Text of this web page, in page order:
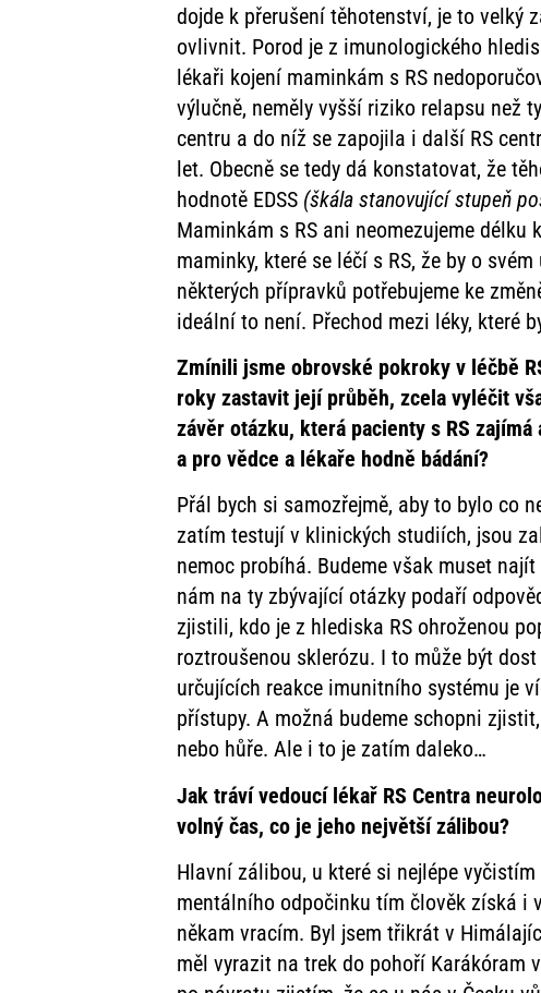
dojde k přerušení těhotenství, je to velký
ovlivnit. Porod je z imunologického
lékaři kojení maminkám s RS
výlučně, neměly vyšší riziko relapsu než
centru a do níž se zapojila i další RS
let. Obecně se tedy dá konstatovat, že
hodnotě EDSS (škála stanovující stupeň
Maminkám s RS ani neomezujeme
maminky, které se léčí s RS, že by o
některých přípravků potřebujeme ke
ideální to není. Přechod mezi léky, které
Zmínili jsme obrovské pokroky v léčbě
roky zastavit její průběh, zcela vyléčit
závěr otázku, která pacienty s RS
a pro vědce a lékaře hodně bádání?
Přál bych si samozřejmě, aby to bylo co
zatím testují v klinických studiích, jsou
nemoc probíhá. Budeme však muset
nám na ty zbývající otázky podaří
zjistili, kdo je z hlediska RS ohroženou
roztroušenou sklerózu. I to může být
určujících reakce imunitního systému je
přístupy. A možná budeme schopni
nebo hůře. Ale i to je zatím daleko…
Jak tráví vedoucí lékař RS Centra
volný čas, co je jeho největší zálibou?
Hlavní zálibou, u které si nejlépe
mentálního odpočinku tím člověk získá i
někam vracím. Byl jsem třikrát v
měl vyrazit na trek do pohoří Karákóram